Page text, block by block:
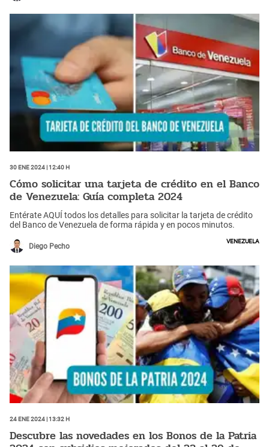
30 Ene 2024 | 12:40 h
Cómo solicitar una tarjeta de crédito en el Banco
de Venezuela: Guía completa 2024
Entérate AQUÍ todos los detalles para solicitar la tarjeta de crédito
del Banco de Venezuela de forma rápida y en pocos minutos.
Diego Pecho
Venezuela
24 Ene 2024 | 13:32 h
Descubre las novedades en los Bonos de la Patria